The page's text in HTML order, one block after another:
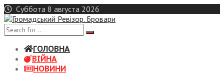
Skip
to
content
Суббота 8 августа 2026
ГОЛОВНА
ВІЙНА
НОВИНИ